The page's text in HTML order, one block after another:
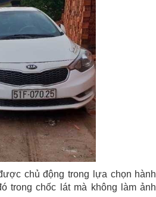
chủ động trong lựa chọn hành
trong chốc lát mà không làm ảnh